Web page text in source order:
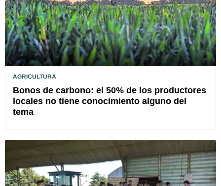
AGRICULTURA
Bonos de carbono: el 50% de los productores
locales no tiene conocimiento alguno del
tema